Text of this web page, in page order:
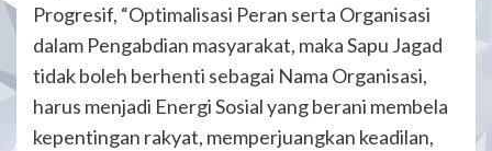
Progresif, “Optimalisasi Peran serta Organisasi
dalam Pengabdian masyarakat, maka Sapu Jagad
tidak boleh berhenti sebagai Nama Organisasi,
harus menjadi Energi Sosial yang berani membela
kepentingan rakyat, memperjuangkan keadilan,